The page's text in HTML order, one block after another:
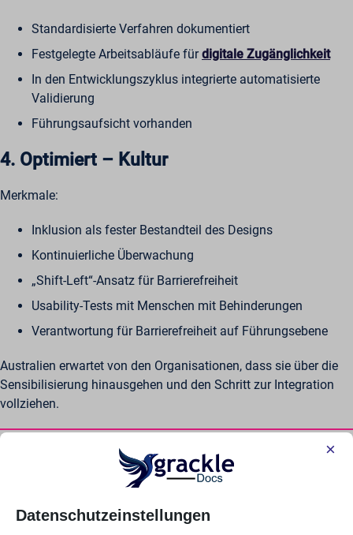
Standardisierte Verfahren dokumentiert
Festgelegte Arbeitsabläufe fürdigitale Zugänglichkeit
In den Entwicklungszyklus integrierte automatisierte
Validierung
Führungsaufsicht vorhanden
4. Optimiert – Kultur
Merkmale:
Inklusion als fester Bestandteil des Designs
Kontinuierliche Überwachung
„Shift-Left“-Ansatz für Barrierefreiheit
Usability-Tests mit Menschen mit Behinderungen
Verantwortung für Barrierefreiheit auf Führungsebene
Australien erwartet von den Organisationen, dass sie über die
Sensibilisierung hinausgehen und den Schritt zur Integration
vollziehen.
Auf der Reifeskala nach oben klettern
Die Reife im Bereich Barrierefreiheit stellt sich nicht von selbst
Maßnahmen hin zu einer fest verankerten betrieblichen
Datenschutzeinstellungen
×